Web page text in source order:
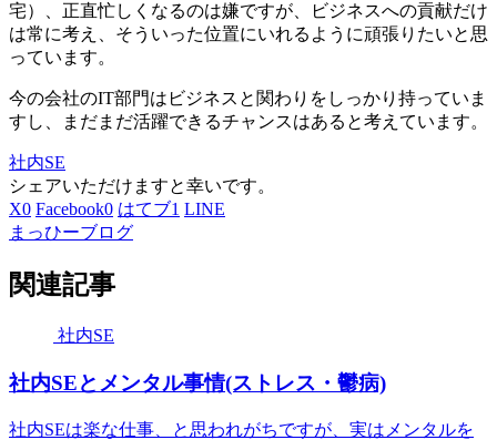
宅）、正直忙しくなるのは嫌ですが、ビジネスへの貢献だけ
は常に考え、そういった位置にいれるように頑張りたいと思
っています。
今の会社のIT部門はビジネスと関わりをしっかり持っていま
すし、まだまだ活躍できるチャンスはあると考えています。
社内SE
シェアいただけますと幸いです。
X0 Facebook0 はてブ1 LINE
まっひーブログ
関連記事
社内SE
社内SEとメンタル事情(ストレス・鬱病)
社内SEは楽な仕事、と思われがちですが、実はメンタルを